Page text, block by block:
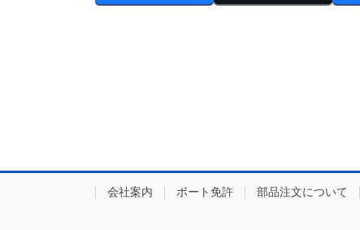
会社案内 ボート免許 部品注文について